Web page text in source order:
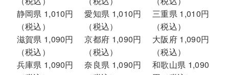
静岡県 1,010円
（税込）
愛知県 1,010円
（税込）
三重県 1,010円
（税込）
滋賀県 1,090円
（税込）
京都府 1,090円
（税込）
大阪府 1,090円
（税込）
兵庫県 1,090円
奈良県 1,090円
和歌山県 1,090